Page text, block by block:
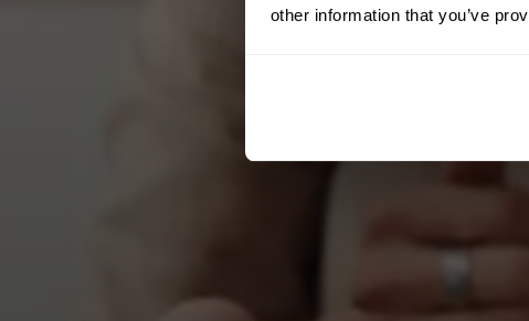
other information that you’ve